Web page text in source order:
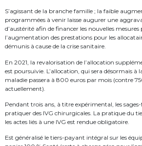
S’agissant de la branche famille ; la faible
programmées à venir laisse augurer une
d’austérité afin de financer les nouvelles mesures
l’augmentation des prestations pour les
démunis à cause de la crise sanitaire.
En 2021, la revalorisation de l’allocation
est poursuivie. L’allocation, qui sera désormais à
maladie passera à 800 euros par mois (contre
actuellement).
Pendant trois ans, à titre expérimental, les
pratiquer des IVG chirurgicales. La pratique du
les actes liés à une IVG est rendue obligatoire.
Est généralisé le tiers-payant intégral sur les